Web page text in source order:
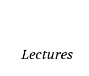
Lectures